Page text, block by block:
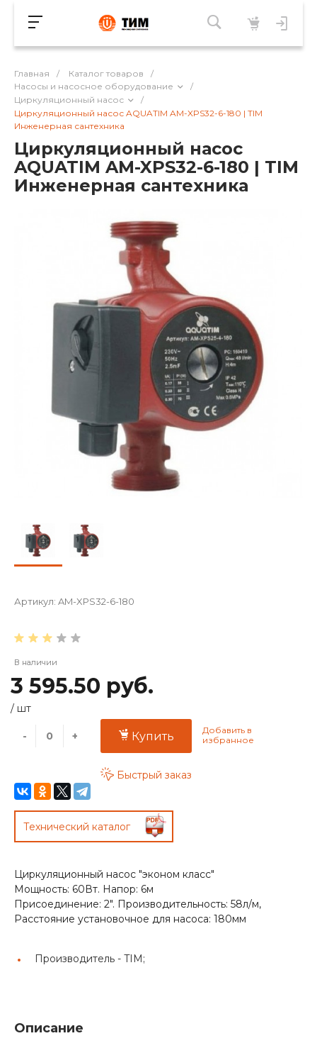
Главная / Каталог товаров
/
Насосы и насосное оборудование
/
Циркуляционный насос
/
Циркуляционный насос AQUATIM AM-XPS32-6-180 | TIM
Инженерная сантехника
Циркуляционный насос
AQUATIM AM-XPS32-6-180 | TIM
Инженерная сантехника
Артикул: AM-XPS32-6-180
В наличии
3 595.50 руб.
/ шт
- + Купить
Быстрый заказ
Технический каталог
Циркуляционный насос "эконом класс"
Мощность: 60Вт. Напор: 6м
Присоединение: 2". Производительность: 58л/м,
Расстояние установочное для насоса: 180мм
Производитель - TIM;
Описание